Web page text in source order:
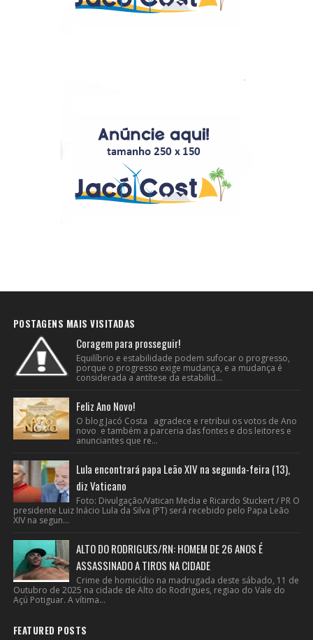
POSTAGENS MAIS VISITADAS
Coragem para prosseguir!
Equilíbrio e estabilidade podem sufocar o progresso,
porque o progresso exige mudança, e a mudança é
considerada a antítese da estabilid...
Feliz Ano Novo!
O blog Jacó Costa agradece e retribui os votos de Ano
novo e também a parceria das fontes e dos leitores e
anunciantes que re...
Lula encontrará papa Leão XIV na segunda-feira (13),
diz Vaticano
Foto: Divulgação/Vatican Media e Ricardo Stuckert / PR O
presidente Luiz Inácio Lula da Silva (PT) será recebido pelo Papa Leão
XIV na segun...
ALTO DO RODRIGUES/RN: HOMEM DE 26 ANOS É
ASSASSINADO A TIROS NA CIDADE
Crime de homicídio na madrugada deste sábado, 11 de
Outubro de 2025 na cidade de Alto do Rodrigues, regiao do Vale do
Açú Potiguar. A vítima...
FEATURED POSTS